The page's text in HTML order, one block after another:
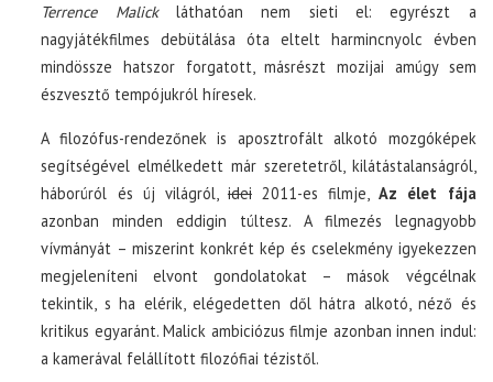
Terrence Malickláthatóan nem sieti el: egyrészt a
nagyjátékfilmes debütálása óta eltelt harmincnyolc évben
mindössze hatszor forgatott, másrészt mozijai amúgy sem
észvesztő tempójukról híresek.
A filozófus-rendezőnek is aposztrofált alkotó mozgóképek
segítségével elmélkedett már szeretetről, kilátástalanságról,
háborúról és új világról, idei2011-es filmje,Az élet fája
azonban minden eddigin túltesz. A filmezés legnagyobb
vívmányát – miszerint konkrét kép és cselekmény igyekezzen
megjeleníteni elvont gondolatokat – mások végcélnak
tekintik, s ha elérik, elégedetten dől hátra alkotó, néző és
kritikus egyaránt. Malick ambiciózus filmje azonban innen indul:
a kamerával felállított filozófiai tézistől.